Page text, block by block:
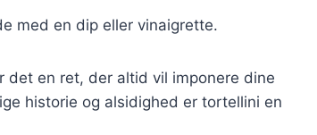
med en dip eller vinaigrette.
en ret, der altid vil imponere dine
historie og alsidighed er tortellini en